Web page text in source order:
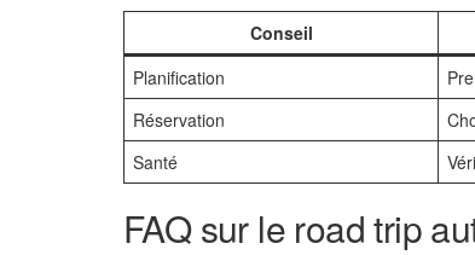
Conseil
Planification
Réservation
Santé
FAQ sur le road trip